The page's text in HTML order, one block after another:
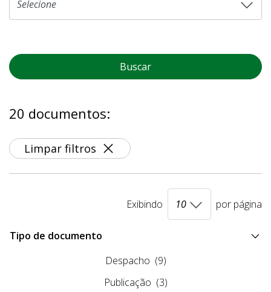
Buscar
20 documentos:
Limpar filtros
Exibindo por página
Tipo de documento
Despacho (9)
Publicação (3)